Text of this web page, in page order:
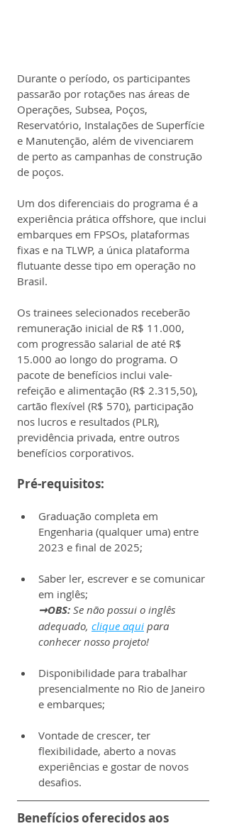
Durante o período, os participantes
passarão por rotações nas áreas de
Operações, Subsea, Poços,
Reservatório, Instalações de Superfície
e Manutenção, além de vivenciarem
de perto as campanhas de construção
de poços.
Um dos diferenciais do programa é a
experiência prática offshore, que inclui
embarques em FPSOs, plataformas
fixas e na TLWP, a única plataforma
flutuante desse tipo em operação no
Brasil.
Os trainees selecionados receberão
remuneração inicial de R$ 11.000,
com progressão salarial de até R$
15.000 ao longo do programa. O
pacote de benefícios inclui vale-
refeição e alimentação (R$ 2.315,50),
cartão flexível (R$ 570), participação
nos lucros e resultados (PLR),
previdência privada, entre outros
benefícios corporativos.
Pré-requisitos:
Graduação completa em
Engenharia (qualquer uma) entre
2023 e final de 2025;
Saber ler, escrever e se comunicar
em inglês;
➞OBS: Se não possui o inglês
adequado, clique aqui para
conhecer nosso projeto!
Disponibilidade para trabalhar
presencialmente no Rio de Janeiro
e embarques;
Vontade de crescer, ter
flexibilidade, aberto a novas
experiências e gostar de novos
desafios.
Benefícios oferecidos aos